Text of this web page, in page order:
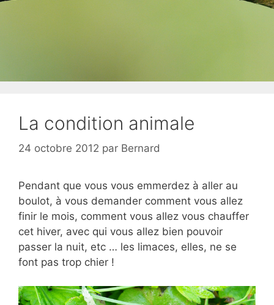
La condition animale
24 octobre 2012 par Bernard
Pendant que vous vous emmerdez à aller au
boulot, à vous demander comment vous allez
finir le mois, comment vous allez vous chauffer
cet hiver, avec qui vous allez bien pouvoir
passer la nuit, etc … les limaces, elles, ne se
font pas trop chier !